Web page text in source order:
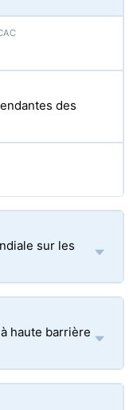
des
sur les
haute barrière